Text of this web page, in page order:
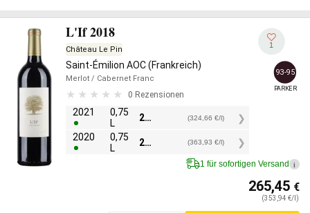
L'If 2018
Château Le Pin
Saint-Émilion AOC (Frankreich)
Merlot / Cabernet Franc
0 Rezensionen
2021
0,75
L
243,50 (324,66 €/l)
2020
0,75
L
272,95 (363,93 €/l)
1
93-95
PARKER
1 für sofortigen Versand i
265,45 €
(353,94 €/l)